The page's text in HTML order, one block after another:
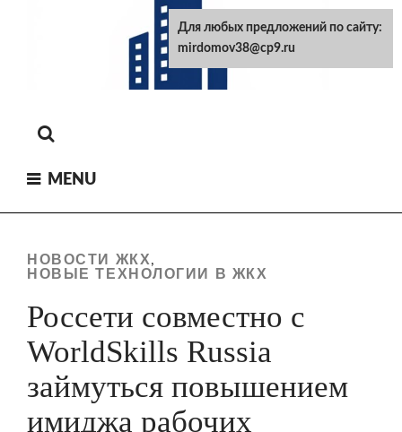
MENU
НОВОСТИ ЖКХ,
НОВЫЕ ТЕХНОЛОГИИ В ЖКХ
Россети совместно с
WorldSkills Russia
займуться повышением
имиджа рабочих
Для любых предложений по сайту:
mirdomov38@cp9.ru